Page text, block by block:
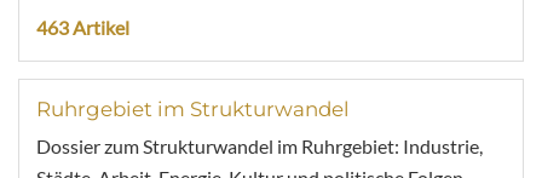
463 Artikel
Ruhrgebiet im Strukturwandel
Dossier zum Strukturwandel im Ruhrgebiet: Industrie,